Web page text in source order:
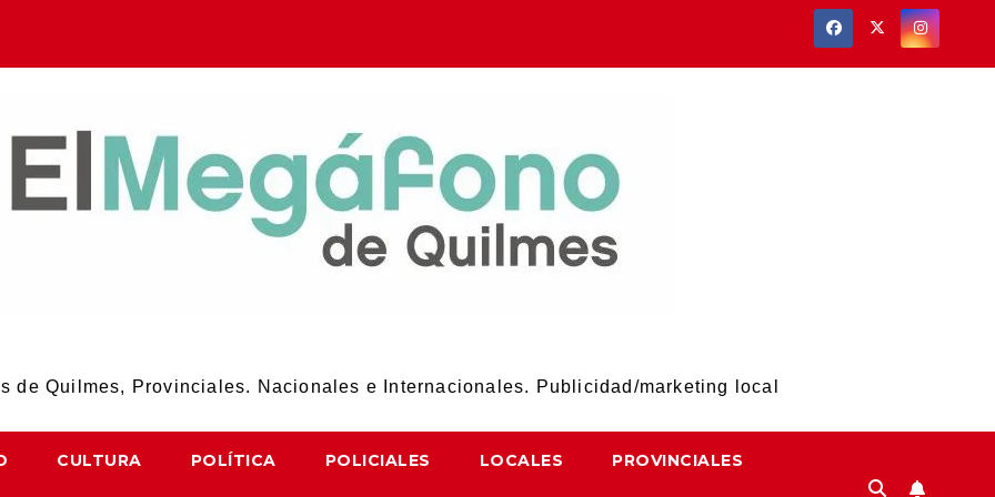
de Quilmes, Provinciales. Nacionales e Internacionales. Publicidad/marketing local
CULTURA POLÍTICA POLICIALES LOCALES PROVINCIALES